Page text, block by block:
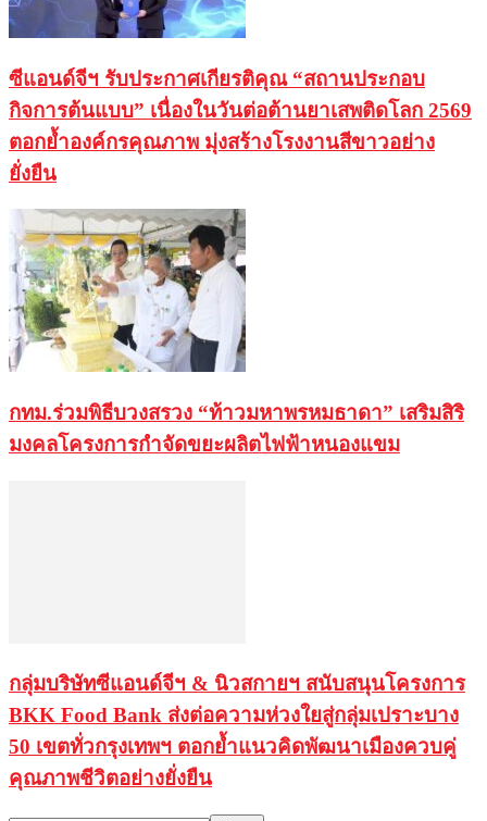
ซีแอนด์จีฯ รับประกาศเกียรติคุณ “สถานประกอบ
กิจการต้นแบบ” เนื่องในวันต่อต้านยาเสพติดโลก 2569
ตอกย้ำองค์กรคุณภาพ มุ่งสร้างโรงงานสีขาวอย่าง
ยั่งยืน
กทม.ร่วมพิธีบวงสรวง “ท้าวมหาพรหมธาดา” เสริมสิริ
มงคลโครงการกำจัดขยะผลิตไฟฟ้าหนองแขม
กลุ่มบริษัทซีแอนด์จีฯ & นิวสกายฯ สนับสนุนโครงการ
BKK Food Bank ส่งต่อความห่วงใยสู่กลุ่มเปราะบาง
50 เขตทั่วกรุงเทพฯ ตอกย้ำแนวคิดพัฒนาเมืองควบคู่
คุณภาพชีวิตอย่างยั่งยืน